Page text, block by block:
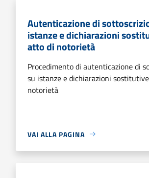
Autenticazione di
istanze e dichiarazioni
atto di notorietà
Procedimento di autenticazione di
su istanze e dichiarazioni
notorietà
VAI ALLA PAGINA